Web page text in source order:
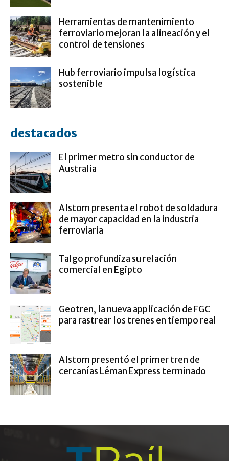
Herramientas de mantenimiento
ferroviario mejoran la alineación y el
control de tensiones
Hub ferroviario impulsa logística
sostenible
destacados
El primer metro sin conductor de
Australia
Alstom presenta el robot de soldadura
de mayor capacidad en la industria
ferroviaria
Talgo profundiza su relación
comercial en Egipto
Geotren, la nueva applicación de FGC
para rastrear los trenes en tiempo real
Alstom presentó el primer tren de
cercanías Léman Express terminado